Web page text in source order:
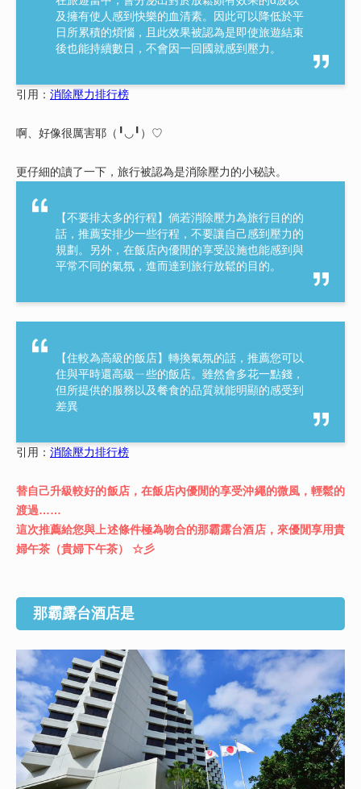
及擁有使人感到快樂的血清素。因此可以降低於平
日所累積的煩惱，且此效果被認為是即使旅遊結束
後也能持續數日，不會因一回國就感到壓力。
引用： 消除壓力排行榜
啊、好像很厲害耶（╹◡╹）♡
更仔細的讀了一下，旅行被認為是消除壓力的小秘訣。
【不要排太多的行程】倘若消除壓力為旅行目的的
話，推薦安排少一些行程，不要讓自己感到壓力的
規劃。另外，在飯店內優閒的享受設施也能感到與
平常不同的氣氛，進而達到旅行放鬆的目的。
【住較為高級的飯店】轉換氣氛的話，推薦您可以
住與平時還高級ㄧ些的飯店。雖然會多花一點錢，
但所提供的服務以及餐食的品質就能明顯的感受到
差異
引用： 消除壓力排行榜
替自己升級較好的飯店，在飯店內優閒的享受沖繩的微風，輕鬆的
渡過……
這次推薦給您與上述條件極為吻合的那霸露台酒店，來優閒享用貴
婦午茶（貴婦下午茶） ☆彡
那霸露台酒店是